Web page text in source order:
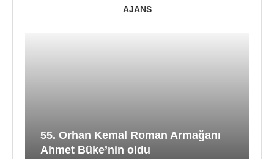
AJANS
55. Orhan Kemal Roman Armağanı
Ahmet Büke’nin oldu